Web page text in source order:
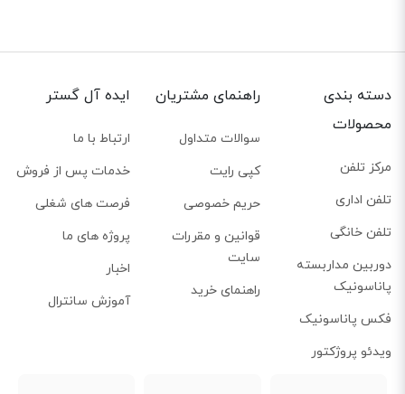
دسته بندی
محصولات
مرکز تلفن
تلفن اداری
تلفن خانگی
دوربین مداربسته
پاناسونیک
فکس پاناسونیک
ویدئو پروژکتور
راهنمای مشتریان
سوالات متداول
کپی رایت
حریم خصوصی
قوانین و مقررات
سایت
راهنمای خرید
ایده آل گستر
ارتباط با ما
خدمات پس از فروش
فرصت های شغلی
پروژه های ما
اخبار
آموزش سانترال